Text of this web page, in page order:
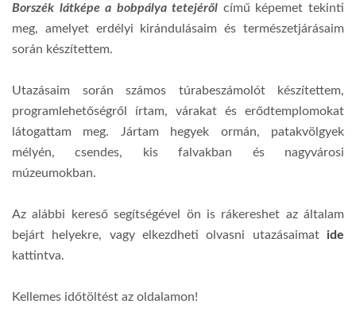
Borszék látképe a bobpálya tetejéről című képemet tekinti
meg, amelyet erdélyi kirándulásaim és természetjárásaim
során készítettem.
Utazásaim során számos túrabeszámolót készítettem,
programlehetőségről írtam, várakat és erődtemplomokat
látogattam meg. Jártam hegyek ormán, patakvölgyek
mélyén, csendes, kis falvakban és nagyvárosi
múzeumokban.
Az alábbi kereső segítségével ön is rákereshet az általam
bejárt helyekre, vagy elkezdheti olvasni utazásaimat ide
kattintva.
Kellemes időtöltést az oldalamon!